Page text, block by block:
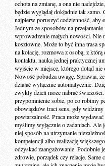
ochota na zmianę, a ona nie
będzie wyglądał dokładnie tak samo.
najpierw poruszyć codzienność, aby
Jednym ze sposobów na
wprowadzenie małych nowości. Nie
kosztowne. Może to być inna trasa
na kolację, rozmowa z osobą, z
kontaktu, nauka jednej praktycznej
wyjście w miejsce, którego dotąd nie
Nowość pobudza uwagę. Sprawia,
działać wyłącznie automatycznie.
zwykły dzień może nabrać
przypomnienie sobie, po co robimy
obowiązków traci sens, gdy
powtarzalność. Praca może
myślimy wyłącznie o zadaniach. Ale
niej sposób na utrzymanie
kompetencji albo realizację
odzyskać zaangażowanie. Podobnie
zdrowie, porządek czy relacje. Same